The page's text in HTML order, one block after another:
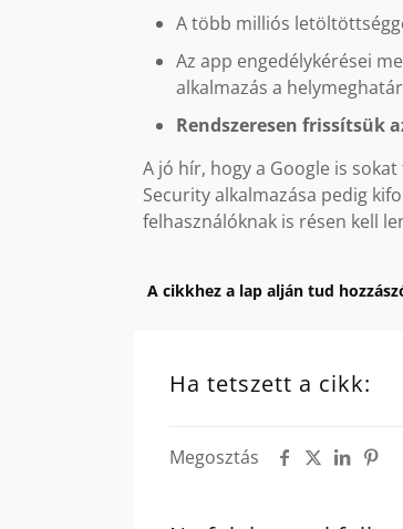
A több milliós
Az app engedélykérései
alkalmazás a
Rendszeresen frissítsük
A jó hír, hogy a Google is
Security alkalmazása pedig
felhasználóknak is résen kell
A cikkhez a lap alján tud
Ha tetszett a cikk:
Megosztás